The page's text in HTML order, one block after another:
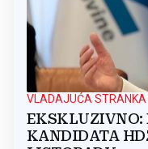
VLADAJUĆA STRANKA
EKSKLUZIVNO:
KANDIDATA